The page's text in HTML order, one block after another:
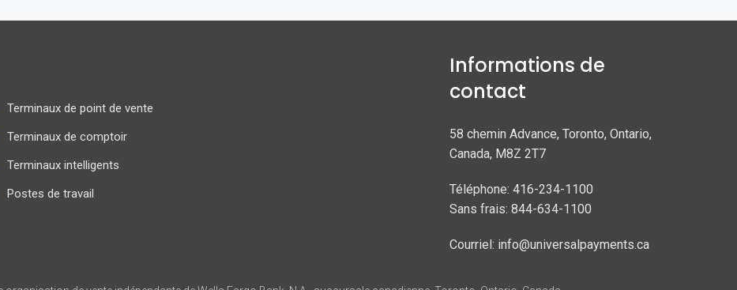
Terminaux de point de vente
Terminaux de comptoir
Terminaux intelligents
Postes de travail
Informations de
contact
58 chemin Advance, Toronto, Ontario,
Canada, M8Z 2T7
Téléphone: 416-234-1100
Sans frais: 844-634-1100
Courriel: info@universalpayments.ca